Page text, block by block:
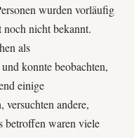
wurden vorläufig
nicht bekannt.
als
konnte beobachten,
einige
versuchten andere,
betroffen waren viele